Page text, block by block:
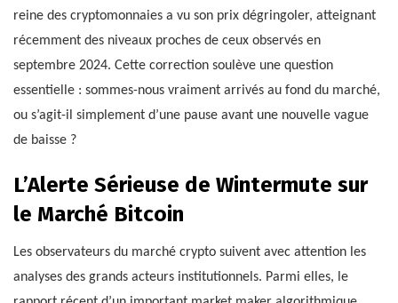
reine des cryptomonnaies a vu son prix dégringoler, atteignant
récemment des niveaux proches de ceux observés en
septembre 2024. Cette correction soulève une question
essentielle : sommes-nous vraiment arrivés au fond du marché,
ou s’agit-il simplement d’une pause avant une nouvelle vague
de baisse ?
L’Alerte Sérieuse de Wintermute sur
le Marché Bitcoin
Les observateurs du marché crypto suivent avec attention les
analyses des grands acteurs institutionnels. Parmi elles, le